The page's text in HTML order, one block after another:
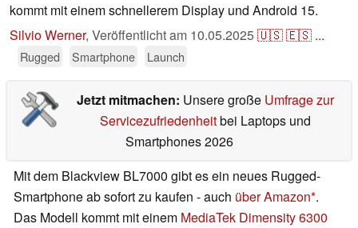
kommt mit einem schnellerem Display und Android 15.
Silvio Werner, Veröffentlicht am 10.05.2025🇺🇸🇪🇸 ...
Rugged Smartphone Launch
Jetzt mitmachen: Unsere große Umfrage zur
Servicezufriedenheitbei Laptops und
Smartphones 2026
Mit dem Blackview BL7000 gibt es ein neues Rugged-
Smartphone ab sofort zu kaufen - auch über Amazon .
Das Modell kommt mit einem MediaTek Dimensity 6300